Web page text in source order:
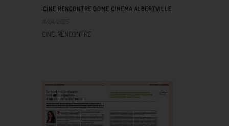
CINE RENCONTRE DOME CINEMA ALBERTVILLE
CINE-RENCONTRE